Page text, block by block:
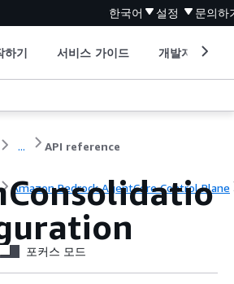
한국어 설정 문의하
하기 서비스 가이드 개발자 도구
... API reference
Amazon Bedrock AgentCore Control Plane
포커스 모드